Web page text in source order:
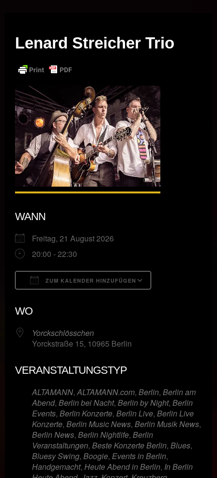
Lenard Streicher Trio
WANN
Freitag, 21 August 2026
20:00 - 22:30
ZUM KALENDER HINZUFÜGEN
WO
Yorckschlösschen
Yorckstraße 15, 10965 Berlin
VERANSTALTUNGSTYP
ALTAMANN,ALTAMANN.com, Berlin, Berlin am
Abend, Berlin bei Nacht, Berlin by Night, Berlin
Events, Berlin Konzerte, Berlin Live, Berlin Live
Konzerte, Berlin Music News, Berlin Musik News,
Berlin News, Berlin Nightlife, Berlin
Veranstaltungen, Beste Konzerte Berlin, Blues,
Bluesy Swing, Boogie, Events in Berlin,
Handgemacht, Heute Abend in Berlin, In Berlin